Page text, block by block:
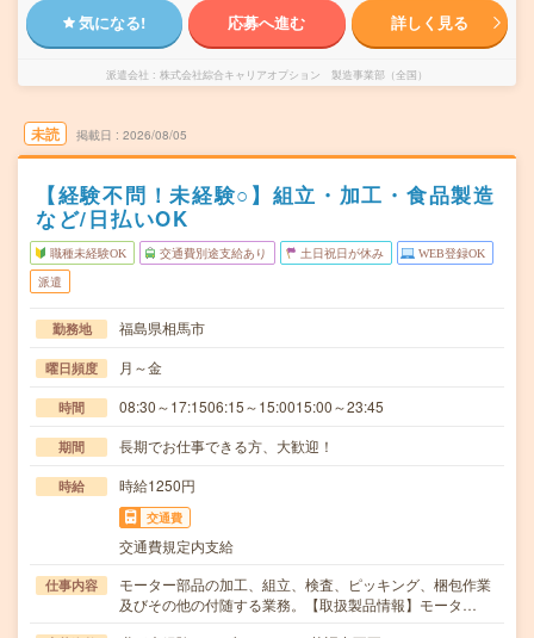
気になる! 応募へ進む 詳しく見る
派遣会社 株式会社綜合キャリアオプション 製造事業部（全国）
未読 掲載日 2026/08/05
【経験不問！未経験○】組立・加工・食品製造
など/日払いOK
職種未経験OK 交通費別途支給あり 土日祝日が休み WEB登録OK
派遣
勤務地 福島県相馬市
曜日頻度 月～金
時間 08:30～17:1506:15～15:0015:00～23:45
期間 長期でお仕事できる方、大歓迎！
時給 時給1250円
交通費
交通費規定内支給
仕事内容
モーター部品の加工、組立、検査、ピッキング、梱包作業
及びその他の付随する業務。【取扱製品情報】モータ…